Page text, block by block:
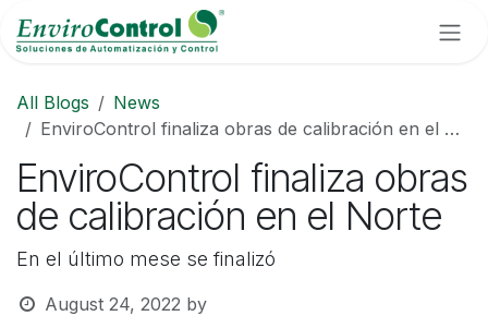
Skip to Content
All Blogs
News
EnviroControl finaliza obras de calibración en el Norte
EnviroControl finaliza obras
de calibración en el Norte
En el último mese se finalizó
August 24, 2022 by